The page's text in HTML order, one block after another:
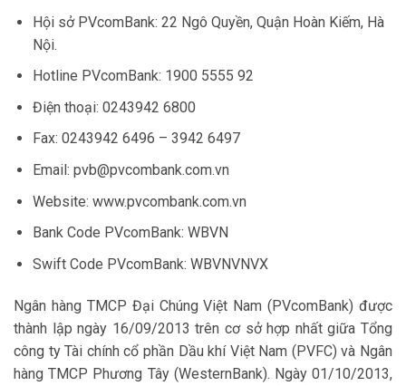
Hội sở PVcomBank: 22 Ngô Quyền, Quận Hoàn Kiếm, Hà
Nội.
Hotline PVcomBank: 1900 5555 92
Điện thoại: 0243942 6800
Fax: 0243942 6496 – 3942 6497
Email: pvb@pvcombank.com.vn
Website: www.pvcombank.com.vn
Bank Code PVcomBank: WBVN
Swift Code PVcomBank: WBVNVNVX
Ngân hàng TMCP Đại Chúng Việt Nam (PVcomBank) được
thành lập ngày 16/09/2013 trên cơ sở hợp nhất giữa Tổng
công ty Tài chính cổ phần Dầu khí Việt Nam (PVFC) và Ngân
hàng TMCP Phương Tây (WesternBank). Ngày 01/10/2013,